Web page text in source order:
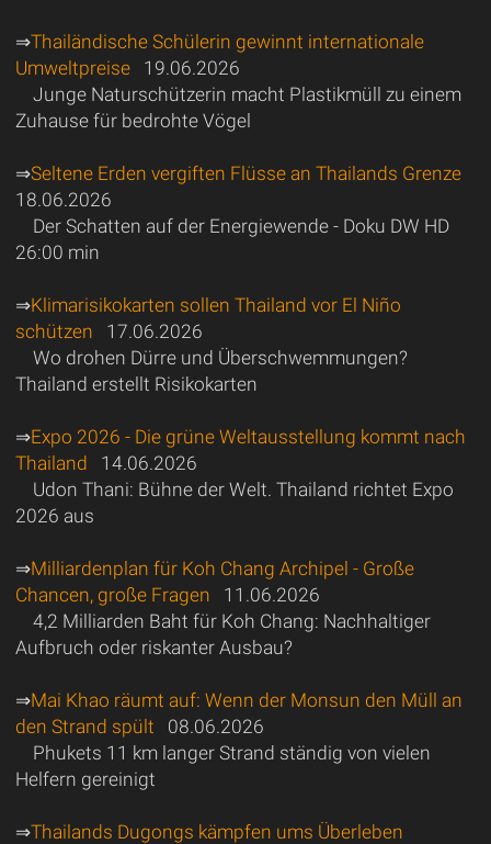
⇒Thailändische Schülerin gewinnt internationale
Umweltpreise19.06.2026
Junge Naturschützerin macht Plastikmüll zu einem
Zuhause für bedrohte Vögel
⇒Seltene Erden vergiften Flüsse an Thailands Grenze
18.06.2026
Der Schatten auf der Energiewende - Doku DW HD
26:00 min
⇒Klimarisikokarten sollen Thailand vor El Niño
schützen 17.06.2026
Wo drohen Dürre und Überschwemmungen?
Thailand erstellt Risikokarten
⇒Expo 2026 - Die grüne Weltausstellung kommt nach
Thailand 14.06.2026
Udon Thani: Bühne der Welt. Thailand richtet Expo
2026 aus
⇒Milliardenplan für Koh Chang Archipel - Große
Chancen, große Fragen 11.06.2026
4,2 Milliarden Baht für Koh Chang: Nachhaltiger
Aufbruch oder riskanter Ausbau?
⇒Mai Khao räumt auf: Wenn der Monsun den Müll an
den Strand spült 08.06.2026
Phukets 11 km langer Strand ständig von vielen
Helfern gereinigt
⇒Thailands Dugongs kämpfen ums Überleben